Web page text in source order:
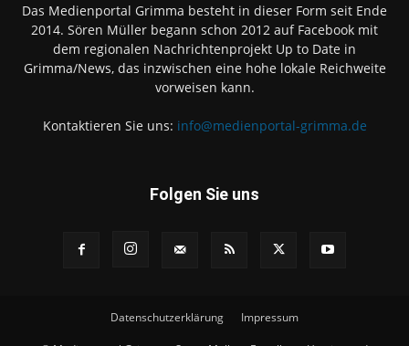
Das Medienportal Grimma besteht in dieser Form seit Ende
2014. Sören Müller begann schon 2012 auf Facebook mit
dem regionalen Nachrichtenprojekt Up to Date in
Grimma/News, das inzwischen eine hohe lokale Reichweite
vorweisen kann.
Kontaktieren Sie uns: info@medienportal-grimma.de
Folgen Sie uns
Datenschutzerklärung Impressum